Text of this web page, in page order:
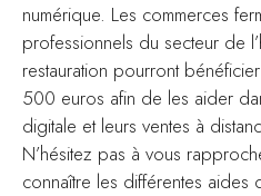
numérique. Les commerces
professionnels du secteur de
restauration pourront
500 euros afin de les aider
digitale et leurs ventes à
N’hésitez pas à vous
connaître les différentes aides